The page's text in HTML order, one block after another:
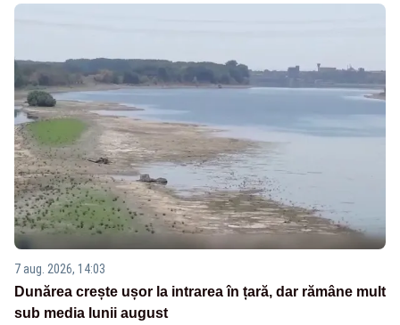
7 aug. 2026, 14:03
Dunărea crește ușor la intrarea în țară, dar rămâne mult
sub media lunii august